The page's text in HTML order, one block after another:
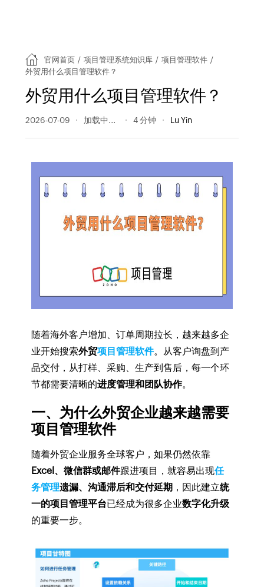
官网首页 / 项目管理系统知识库 / 项目管理软件 /
外贸用什么项目管理软件？
外贸用什么项目管理软件？
2026-07-09 47 阅读量 4 分钟 Lu Yin
随着海外客户增加、订单周期拉长，越来越多企
业开始搜索外贸项目管理软件。从客户询盘到产
品交付，从打样、采购、生产到售后，每一个环
节都需要清晰的进度管理和团队协作。
一、为什么外贸企业越来越需要
项目管理软件
随着外贸企业服务全球客户，如果仍然依靠
Excel、微信群或邮件跟进项目，就容易出现任
务管理遗漏、沟通滞后和交付延期，因此建立统
一的项目管理平台已经成为很多企业数字化升级
的重要一步。